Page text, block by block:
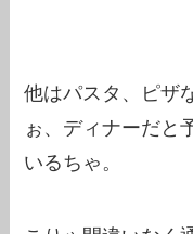
他はパスタ、ピザ
ぉ、ディナーだと
いるちゃ。